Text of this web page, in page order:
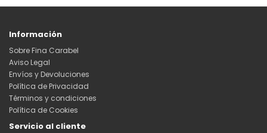
Información
Sobre Fina Carabel
Aviso Legal
Envíos y Devoluciones
Política de Privacidad
Términos y condiciones
Política de Cookies
Servicio al cliente